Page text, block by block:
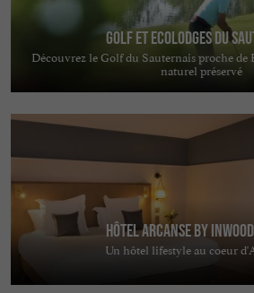
Golf et Ecolodges du
Découvrez le Golf du Sauternais proche de
naturel préservé
Hôtel Arcanse by
Un hôtel lifestyle au coeur